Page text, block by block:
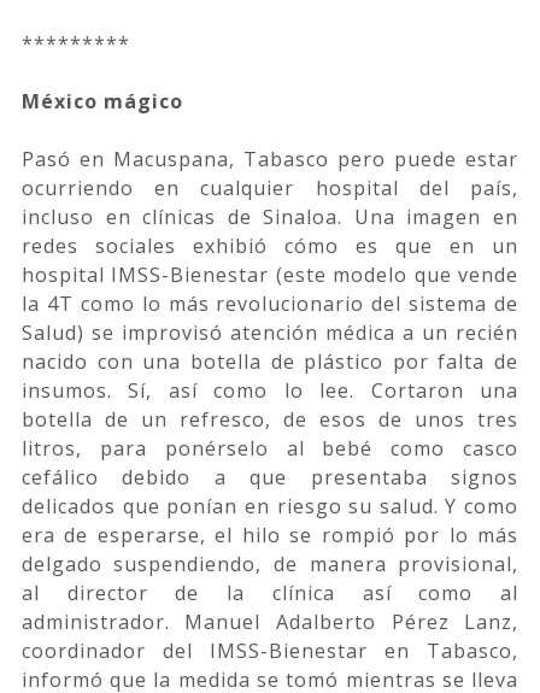
*********
México mágico
Pasó en Macuspana, Tabasco pero puede estar
ocurriendo en cualquier hospital del país,
incluso en clínicas de Sinaloa. Una imagen en
redes sociales exhibió cómo es que en un
hospital IMSS-Bienestar (este modelo que vende
la 4T como lo más revolucionario del sistema de
Salud) se improvisó atención médica a un recién
nacido con una botella de plástico por falta de
insumos. Sí, así como lo lee. Cortaron una
botella de un refresco, de esos de unos tres
litros, para ponérselo al bebé como casco
cefálico debido a que presentaba signos
delicados que ponían en riesgo su salud. Y como
era de esperarse, el hilo se rompió por lo más
delgado suspendiendo, de manera provisional,
al director de la clínica así como al
administrador. Manuel Adalberto Pérez Lanz,
coordinador del IMSS-Bienestar en Tabasco,
informó que la medida se tomó mientras se lleva